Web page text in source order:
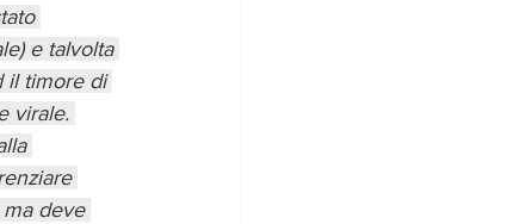
e talvolta
il timore di
virale.
ma deve